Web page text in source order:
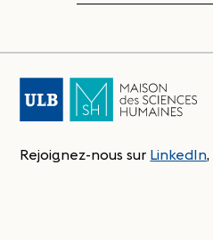
Rejoignez-nous sur LinkedIn,